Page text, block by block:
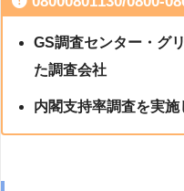
GS調査センター・グ
た調査会社
内閣支持率調査を実施